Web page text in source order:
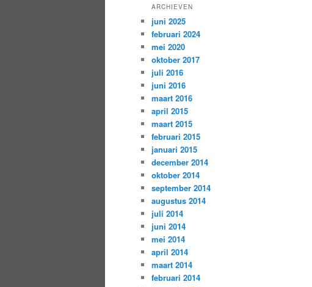
ARCHIEVEN
juni 2025
februari 2024
mei 2020
oktober 2017
juli 2016
juni 2016
maart 2016
april 2015
maart 2015
februari 2015
januari 2015
december 2014
oktober 2014
september 2014
augustus 2014
juli 2014
juni 2014
mei 2014
april 2014
maart 2014
februari 2014